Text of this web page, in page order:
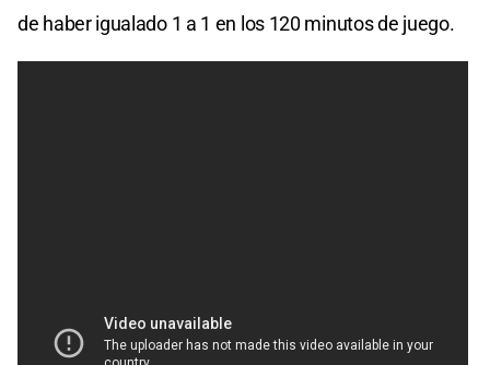
de haber igualado 1 a 1 en los 120 minutos de juego.